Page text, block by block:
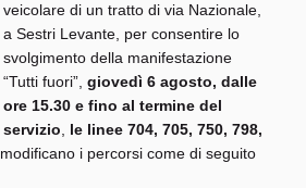
veicolare di un tratto di via Nazionale,
a Sestri Levante, per consentire lo
svolgimento della manifestazione
“Tutti fuori”, giovedì 6 agosto, dalle
ore 15.30 e fino al termine del
servizio, le linee 704, 705, 750, 798,
modificano i percorsi come di seguito